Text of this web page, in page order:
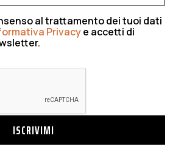
al trattamento dei tuoi dati
Privacye accetti di
ISCRIVIMI